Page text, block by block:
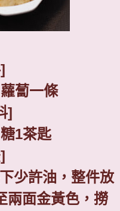
]
蔔一條
]
1茶匙
]
少許油，整件放
兩面金黃色，撈